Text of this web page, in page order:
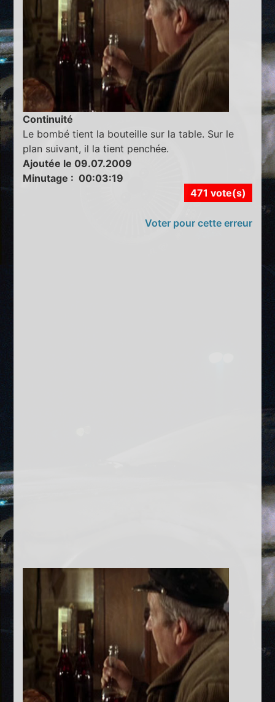
Continuité
Le bombé tient la bouteille sur la table. Sur le
plan suivant, il la tient penchée.
Ajoutée le 09.07.2009
Minutage : 00:03:19
471 vote(s)
Voter pour cette erreur